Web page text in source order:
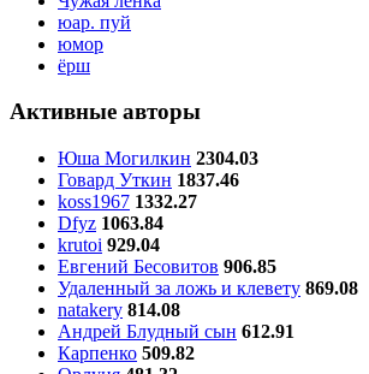
юар. пуй
юмор
ёрш
Активные авторы
Юша Могилкин 2304.03
Говард Уткин 1837.46
koss1967 1332.27
Dfyz 1063.84
krutoi 929.04
Евгений Бесовитов 906.85
Удаленный за ложь и клевету 869.08
natakery 814.08
Андрей Блудный сын 612.91
Карпенко 509.82